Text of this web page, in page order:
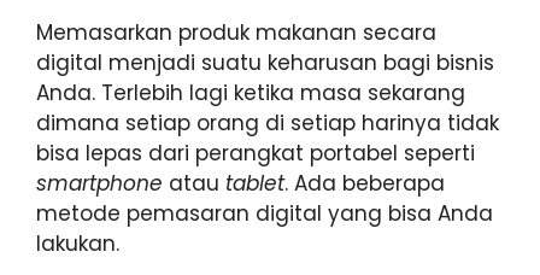
Memasarkan produk makanan secara
digital menjadi suatu keharusan bagi bisnis
Anda. Terlebih lagi ketika masa sekarang
dimana setiap orang di setiap harinya tidak
bisa lepas dari perangkat portabel seperti
smartphone atau tablet. Ada beberapa
metode pemasaran digital yang bisa Anda
lakukan.